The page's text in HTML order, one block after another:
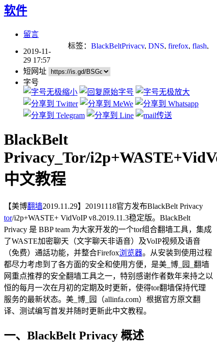
软件
留言
标签： BlackBeltPrivacy, DNS, firefox, flash,
2019-11-
29 17:57
短网址
字号
BlackBelt
Privacy_Tor/
中文教程
【美博翻墙2019.11.29】20191118官方发布BlackBelt Privacy
tor/i2p+WASTE+ VidVoIP v8.2019.11.3稳定版。BlackBelt
Privacy 是 BBP team 为大家开发的一个tor组合翻墙工具，集成
了WASTE加密聊天（文字聊天非语音）及VoIP视频及语音
（免费）通話功能，并整合Firefox浏览器。从安装到使用过程
都尽力考虑到了各方面的安全和使用方便，是美_博_园_翻墙
网重点推荐的安全翻墙工具之一，特别感谢作者数年来持之以
恒的每月一次在月初的定期及时更新，使得tor翻墙保持代理
服务的最新状态。美_博_园（allinfa.com）根据官方原文翻
译、测试编写首发并随时更新此中文教程。
一、BlackBelt Privacy 概述